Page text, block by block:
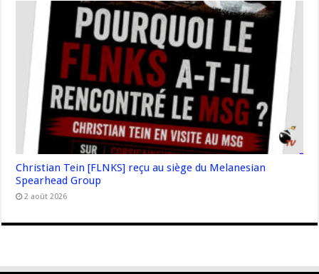
Christian Tein [FLNKS] reçu au siège du Melanesian
Spearhead Group
2 août 2026